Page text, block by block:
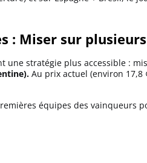
: Miser sur
une stratégie plus accessible :
Au prix actuel (environ 17,8
équipes des vainqueurs